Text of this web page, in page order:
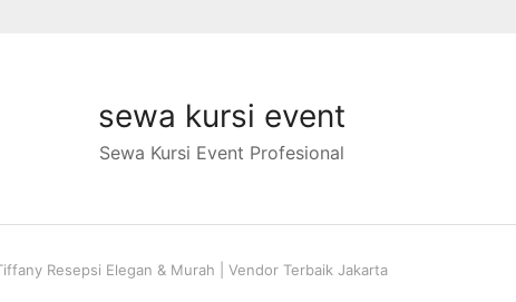
sewa kursi event
Sewa Kursi Event Profesional
Resepsi Elegan & Murah | Vendor Terbaik Jakarta